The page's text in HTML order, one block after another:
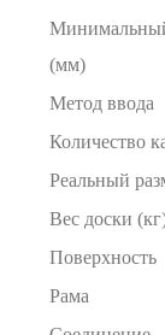
(мм)
Метод ввода
Количество
Реальный
Вес доски
Поверхность
Рама